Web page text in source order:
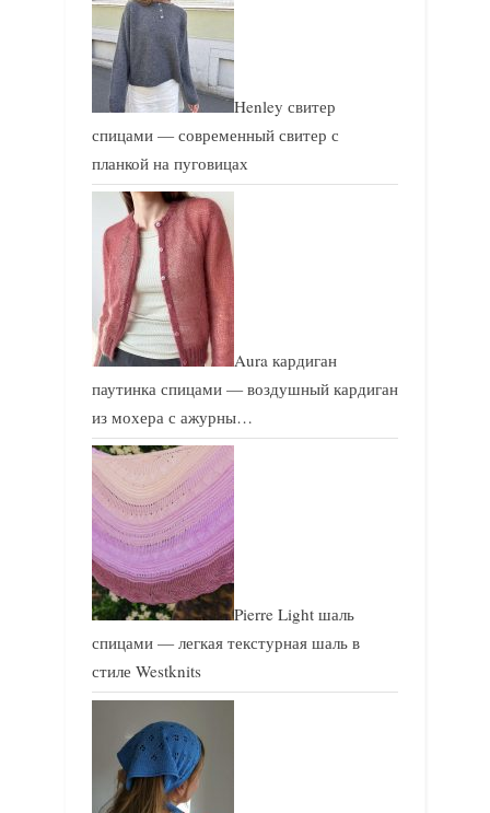
Henley свитер
спицами — современный свитер с
планкой на пуговицах
Aura кардиган
паутинка спицами — воздушный кардиган
из мохера с ажурны…
Pierre Light шаль
спицами — легкая текстурная шаль в
стиле Westknits